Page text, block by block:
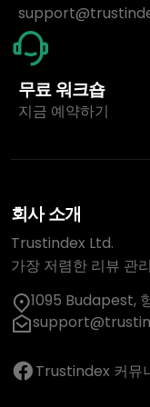
무료 워크숍
지금 예약하기
회사 소개
Trustindex Ltd.
가장 저렴한 리뷰 관
1095 Budapest,
Trustindex 커뮤